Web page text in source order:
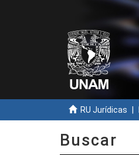
RU Jurídicas
Buscar